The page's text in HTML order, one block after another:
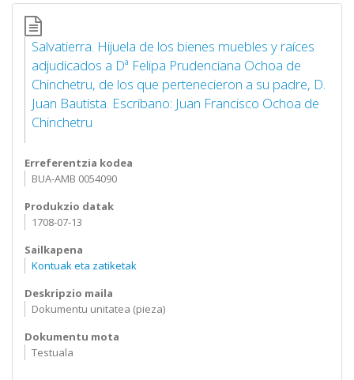
Salvatierra. Hijuela de los bienes muebles y raíces
adjudicados a Dª Felipa Prudenciana Ochoa de
Chinchetru, de los que pertenecieron a su padre, D.
Juan Bautista. Escribano: Juan Francisco Ochoa de
Chinchetru
Erreferentzia kodea
BUA-AMB 0054090
Produkzio datak
1708-07-13
Sailkapena
Kontuak eta zatiketak
Deskripzio maila
Dokumentu unitatea (pieza)
Dokumentu mota
Testuala